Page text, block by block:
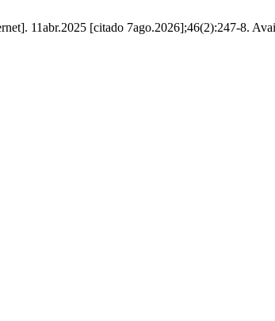
11abr.2025 [citado 7ago.2026];46(2):247-8.